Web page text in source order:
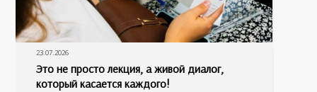
23.07.2026
Это не просто лекция, а живой диалог,
который касается каждого!